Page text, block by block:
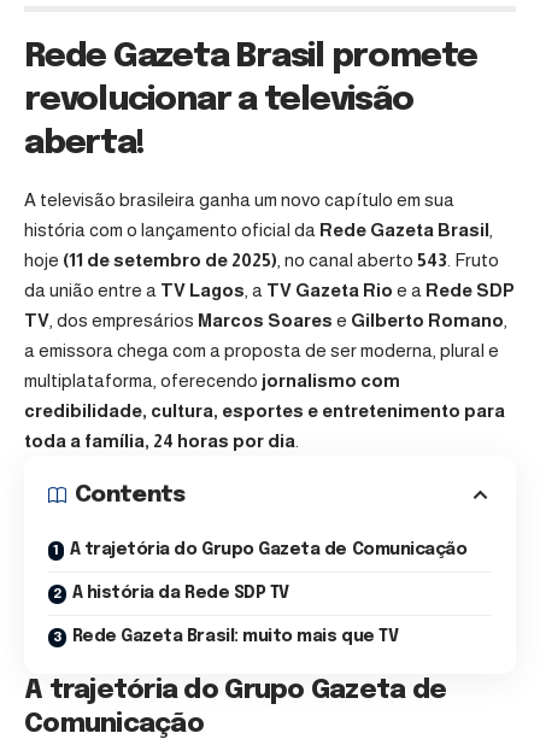
Rede Gazeta Brasil promete
revolucionar a televisão
aberta!
A televisão brasileira ganha um novo capítulo em sua
história com o lançamento oficial da Rede Gazeta Brasil
hoje (11 de setembro de 2025) , no canal aberto 543 . Fruto
da união entre a TV Lagos , a TV Gazeta Rio e a Rede SDP
TV , dos empresários Marcos Soares e Gilberto Romano
a emissora chega com a proposta de ser moderna, plural e
multiplataforma, oferecendo jornalismo com
credibilidade, cultura, esportes e entretenimento para
toda a família, 24 horas por dia
Contents
A trajetória do Grupo Gazeta de Comunicação
A história da Rede SDP TV
Rede Gazeta Brasil: muito mais que TV
A trajetória do Grupo Gazeta de
Comunicação